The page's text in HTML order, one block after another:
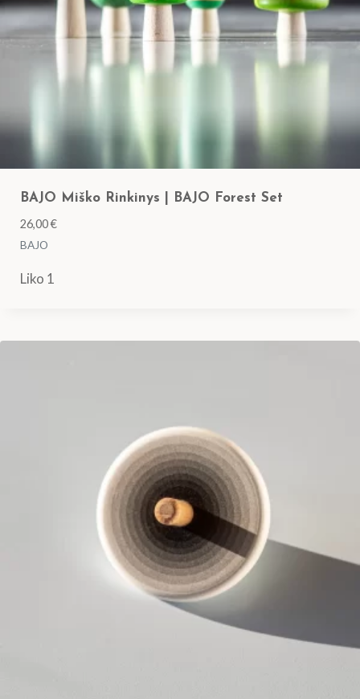
BAJO Miško Rinkinys | BAJO Forest Set
26,00€
BAJO
Liko 1